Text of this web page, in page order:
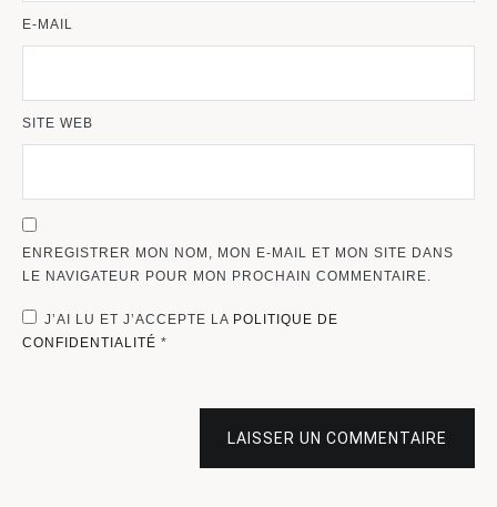
E-MAIL
SITE WEB
ENREGISTRER MON NOM, MON E-MAIL ET MON SITE DANS
LE NAVIGATEUR POUR MON PROCHAIN COMMENTAIRE.
J’AI LU ET J’ACCEPTE LA POLITIQUE DE
CONFIDENTIALITÉ *
LAISSER UN COMMENTAIRE